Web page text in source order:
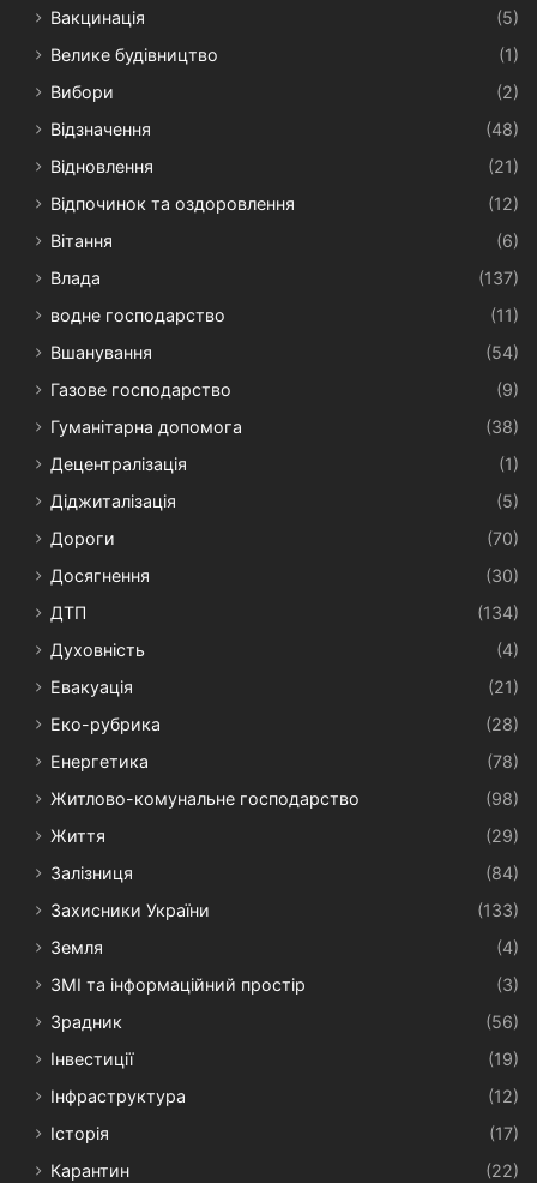
Вакцинація
(5)
Велике будівництво
(1)
Вибори
(2)
Відзначення
(48)
Відновлення
(21)
Відпочинок та оздоровлення
(12)
Вітання
(6)
Влада
(137)
водне господарство
(11)
Вшанування
(54)
Газове господарство
(9)
Гуманітарна допомога
(38)
Децентралізація
(1)
Діджиталізація
(5)
Дороги
(70)
Досягнення
(30)
ДТП
(134)
Духовність
(4)
Евакуація
(21)
Еко-рубрика
(28)
Енергетика
(78)
Житлово-комунальне господарство
(98)
Життя
(29)
Залізниця
(84)
Захисники України
(133)
Земля
(4)
ЗМІ та інформаційний простір
(3)
Зрадник
(56)
Інвестиції
(19)
Інфраструктура
(12)
Історія
(17)
Карантин
(22)